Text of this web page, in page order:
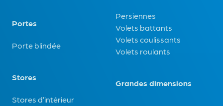
Portes
Porte blindée
Stores
Stores d’intérieur
Persiennes
Volets battants
Volets coulissants
Volets roulants
Grandes dimensions